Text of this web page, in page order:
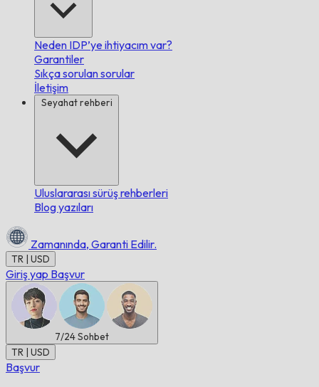
Neden IDP’ye ihtiyacım var?
Garantiler
Sıkça sorulan sorular
İletişim
Seyahat rehberi
Uluslararası sürüş rehberleri
Blog yazıları
Zamanında, Garanti Edilir.
TR | USD
Giriş yap Başvur
7/24Sohbet
TR | USD
Başvur